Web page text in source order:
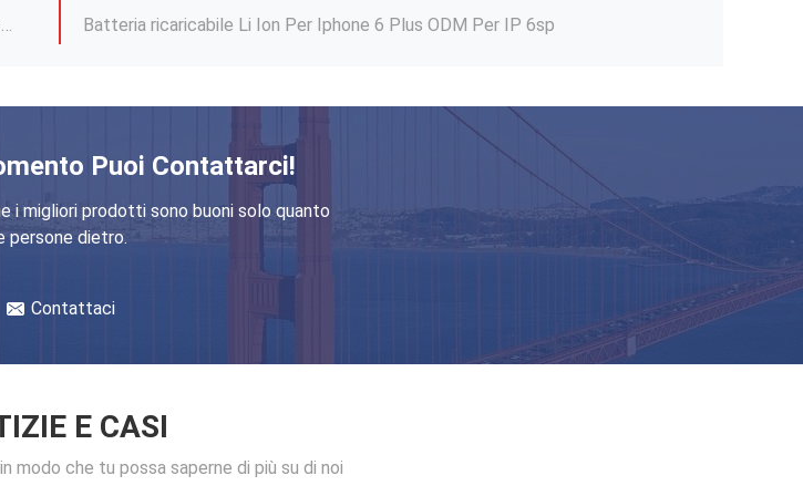
Batterie di ricambio CE per iPhone 6 Li-ion ricaricabili 3.8V
7.54V Telefono cellulare Batteria Li Ion 1960mAh Batteria originale Per Iphone 7
ROHS Smart Battery per iPhone 12 Mini 11 X Xr Xs Max Batterie sostitutive OEM
Sostituzione della batteria CE per Iphone 11 OEM Sostituzione della batteria per Iphone 11
Puoi Contattarci!
i migliori prodotti sono buoni solo quanto
persone dietro.
Contattaci
E CASI
modo che tu possa saperne di più su di noi